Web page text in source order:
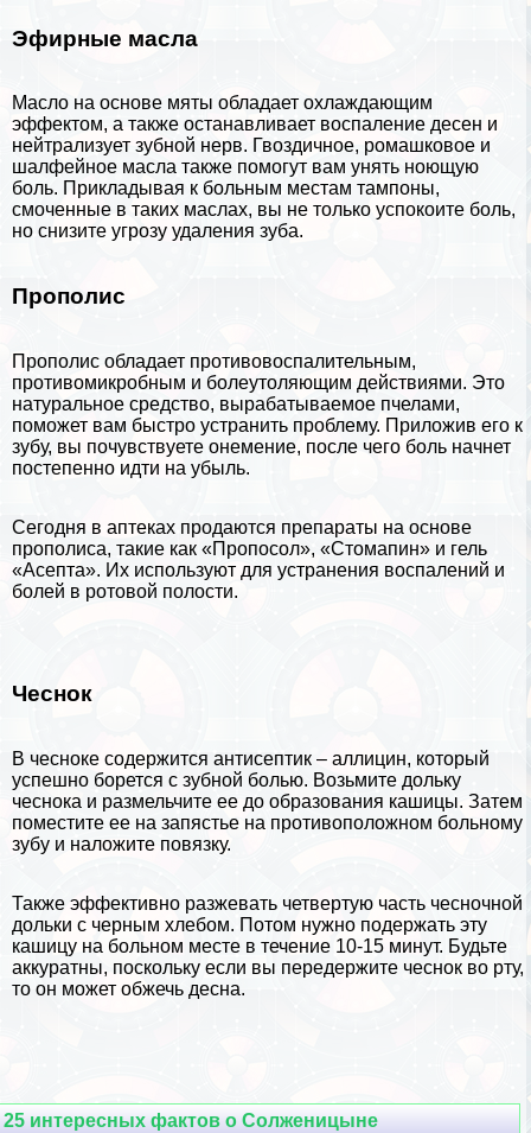
Эфирные масла
Масло на основе мяты обладает охлаждающим
эффектом, а также останавливает воспаление десен и
нейтрализует зубной нерв. Гвоздичное, ромашковое и
шалфейное масла также помогут вам унять ноющую
боль. Прикладывая к больным местам тампоны,
смоченные в таких маслах, вы не только успокоите боль,
но снизите угрозу удаления зуба.
Прополис
Прополис обладает противовоспалительным,
противомикробным и болеутоляющим действиями. Это
натуральное средство, выpaбатываемое пчелами,
поможет вам быстро устранить проблему. Приложив его к
зубу, вы почувствуете онемение, после чего боль начнет
постепенно идти на убыль.
Сегодня в аптеках продаются препараты на основе
прополиса, такие как «Пропосол», «Стомапин» и гель
«Асепта». Их используют для устранения воспалений и
болей в ротовой полости.
Чеснок
В чесноке содержится антисептик – аллицин, который
успешно борется с зубной болью. Возьмите дольку
чеснока и размельчите ее до образования кашицы. Затем
поместите ее на запястье на противоположном больному
зубу и наложите повязку.
Также эффективно разжевать четвертую часть чесночной
дольки с черным хлебом. Потом нужно подержать эту
кашицу на больном месте в течение 10-15 минут. Будьте
аккуратны, поскольку если вы передержите чеснок во рту,
то он может обжечь десна.
25 интересных фактов о Солженицыне